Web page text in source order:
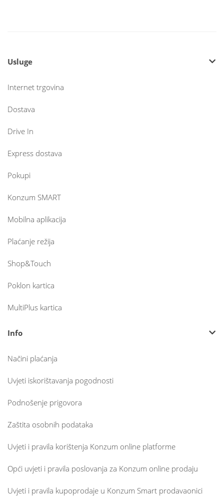
Usluge
Internet trgovina
Dostava
Drive In
Express dostava
Pokupi
Konzum SMART
Mobilna aplikacija
Plaćanje režija
Shop&Touch
Poklon kartica
MultiPlus kartica
Info
Načini plaćanja
Uvjeti iskorištavanja pogodnosti
Podnošenje prigovora
Zaštita osobnih podataka
Uvjeti i pravila korištenja Konzum online platforme
Opći uvjeti i pravila poslovanja za Konzum online prodaju
Uvjeti i pravila kupoprodaje u Konzum Smart prodavaonici